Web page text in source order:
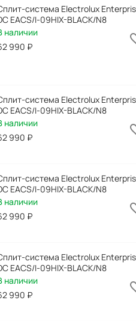
система Electrolux
EACS/I-09HIX-BLACK/N8
наличии
990 ₽
система Electrolux
EACS/I-09HIX-BLACK/N8
наличии
990 ₽
система Electrolux
EACS/I-09HIX-BLACK/N8
наличии
990 ₽
система Electrolux
EACS/I-09HIX-BLACK/N8
наличии
990 ₽